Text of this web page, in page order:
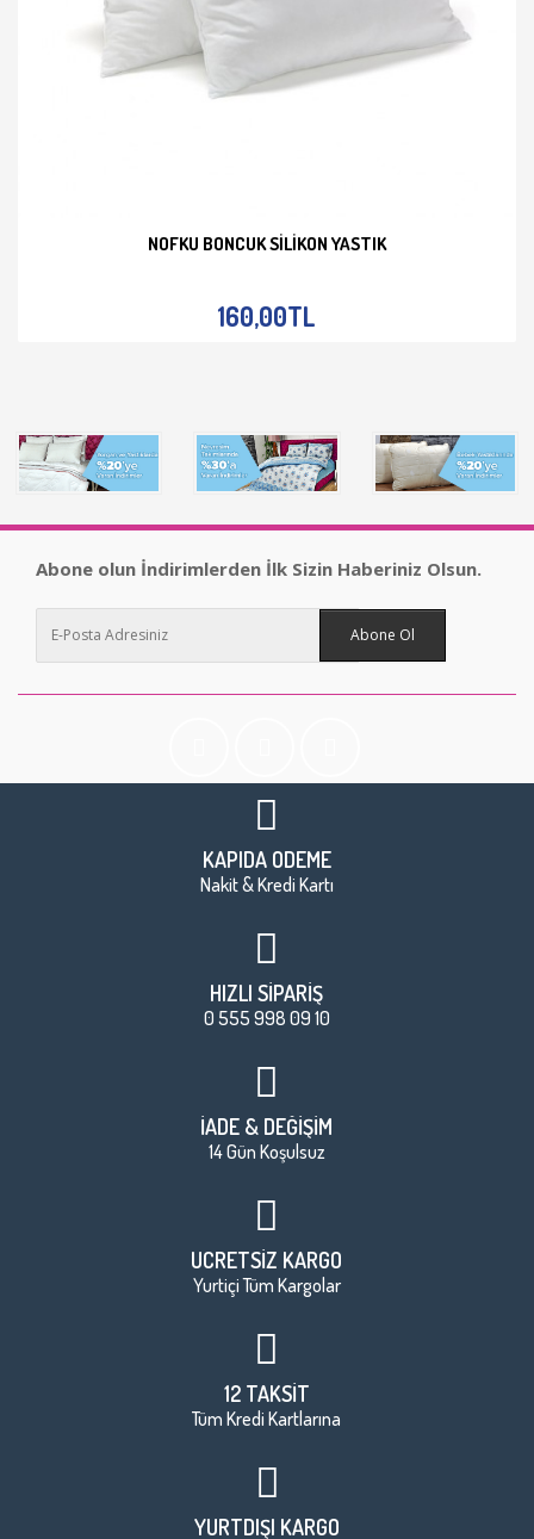
NOFKU BONCUK SILIKON YASTIK
160,00TL
Abone olun İndirimlerden İlk Sizin Haberiniz Olsun.
Abone Ol
KAPIDA ÖDEME
Nakit & Kredi Kartı
HIZLI SİPARİŞ
0 555 998 09 10
İADE & DEĞİŞİM
14 Gün Koşulsuz
ÜCRETSİZ KARGO
Yurtiçi Tüm Kargolar
12 TAKSİT
Tüm Kredi Kartlarına
YURTDIŞI KARGO